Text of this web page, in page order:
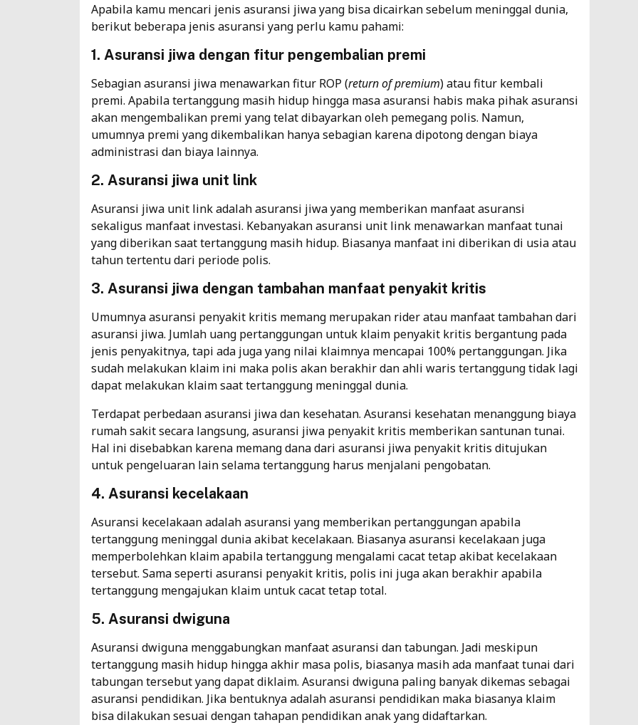
Apabila kamu mencari jenis asuransi jiwa yang bisa dicairkan sebelum meninggal dunia,
berikut beberapa jenis asuransi yang perlu kamu pahami:
1. Asuransi jiwa dengan fitur pengembalian premi
Sebagian asuransi jiwa menawarkan fitur ROP (return of premium) atau fitur kembali
premi. Apabila tertanggung masih hidup hingga masa asuransi habis maka pihak asuransi
akan mengembalikan premi yang telat dibayarkan oleh pemegang polis. Namun,
umumnya premi yang dikembalikan hanya sebagian karena dipotong dengan biaya
administrasi dan biaya lainnya.
2. Asuransi jiwa unit link
Asuransi jiwa unit link adalah asuransi jiwa yang memberikan manfaat asuransi
sekaligus manfaat investasi. Kebanyakan asuransi unit link menawarkan manfaat tunai
yang diberikan saat tertanggung masih hidup. Biasanya manfaat ini diberikan di usia atau
tahun tertentu dari periode polis.
3. Asuransi jiwa dengan tambahan manfaat penyakit kritis
Umumnya asuransi penyakit kritis memang merupakan rider atau manfaat tambahan dari
asuransi jiwa. Jumlah uang pertanggungan untuk klaim penyakit kritis bergantung pada
jenis penyakitnya, tapi ada juga yang nilai klaimnya mencapai 100% pertanggungan. Jika
sudah melakukan klaim ini maka polis akan berakhir dan ahli waris tertanggung tidak lagi
dapat melakukan klaim saat tertanggung meninggal dunia.
Terdapat perbedaan asuransi jiwa dan kesehatan. Asuransi kesehatan menanggung biaya
rumah sakit secara langsung, asuransi jiwa penyakit kritis memberikan santunan tunai.
Hal ini disebabkan karena memang dana dari asuransi jiwa penyakit kritis ditujukan
untuk pengeluaran lain selama tertanggung harus menjalani pengobatan.
4. Asuransi kecelakaan
Asuransi kecelakaan adalah asuransi yang memberikan pertanggungan apabila
tertanggung meninggal dunia akibat kecelakaan. Biasanya asuransi kecelakaan juga
memperbolehkan klaim apabila tertanggung mengalami cacat tetap akibat kecelakaan
tersebut. Sama seperti asuransi penyakit kritis, polis ini juga akan berakhir apabila
tertanggung mengajukan klaim untuk cacat tetap total.
5. Asuransi dwiguna
Asuransi dwiguna menggabungkan manfaat asuransi dan tabungan. Jadi meskipun
tertanggung masih hidup hingga akhir masa polis, biasanya masih ada manfaat tunai dari
tabungan tersebut yang dapat diklaim. Asuransi dwiguna paling banyak dikemas sebagai
asuransi pendidikan. Jika bentuknya adalah asuransi pendidikan maka biasanya klaim
bisa dilakukan sesuai dengan tahapan pendidikan anak yang didaftarkan.